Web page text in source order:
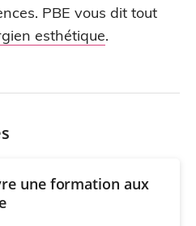
PBE vous dit tout
esthétique.
une formation aux